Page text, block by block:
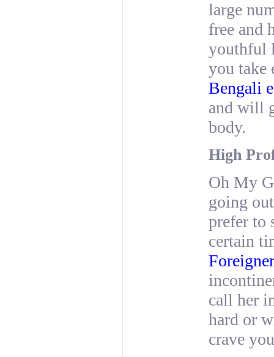
large
free and
youthful
you take
Bengali
and will
body.
High
Oh My
going
prefer to
certain
call her
hard or
crave